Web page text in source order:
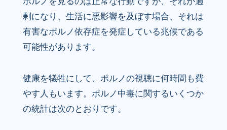
剰になり、生活に悪影響を及ぼす場合、それは
有害なポルノ依存症を発症している兆候である
可能性があります。
健康を犠牲にして、ポルノの視聴に何時間も費
やす人もいます。ポルノ中毒に関するいくつか
の統計は次のとおりです。